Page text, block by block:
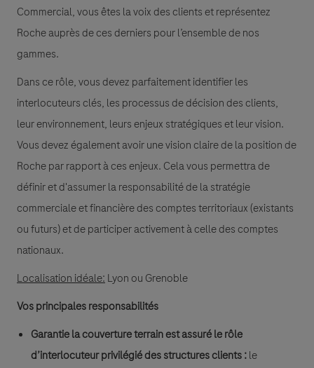
Commercial, vous êtes la voix des clients et représentez
Roche auprès de ces derniers pour l’ensemble de nos
gammes.
Dans ce rôle, vous devez parfaitement identifier les
interlocuteurs clés, les processus de décision des clients,
leur environnement, leurs enjeux stratégiques et leur vision.
Vous devez également avoir une vision claire de la position de
Roche par rapport à ces enjeux. Cela vous permettra de
définir et d'assumer la responsabilité de la stratégie
commerciale et financière des comptes territoriaux (existants
ou futurs) et de participer activement à celle des comptes
nationaux.
Localisation idéale: Lyon ou Grenoble
Vos principales responsabilités
Garantie la couverture terrain est assuré le rôle
d’interlocuteur privilégié des structures clients :le